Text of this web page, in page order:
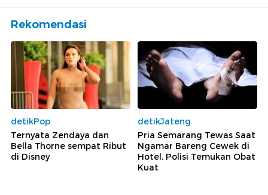
Rekomendasi
detikPop
Ternyata Zendaya dan
Bella Thorne sempat Ribut
di Disney
detikJateng
Pria Semarang Tewas Saat
Ngamar Bareng Cewek di
Hotel, Polisi Temukan Obat
Kuat